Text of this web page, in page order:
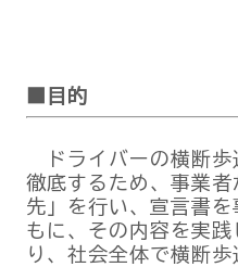
■目的
ドライバーの横断歩
徹底するため、事業
先」を行い、宣言書
もに、その内容を実
り、社会全体で横断